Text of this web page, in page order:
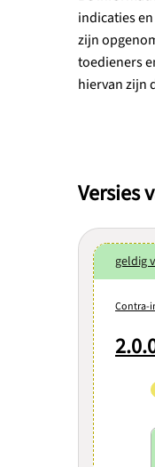
indicaties
zijn
toedieners
hiervan zijn
Versies
geldig
Contra-